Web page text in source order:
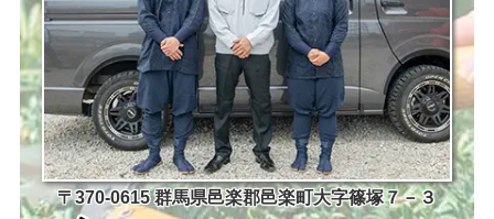
〒370-0615 群馬県邑楽郡邑楽町大字篠塚７－３